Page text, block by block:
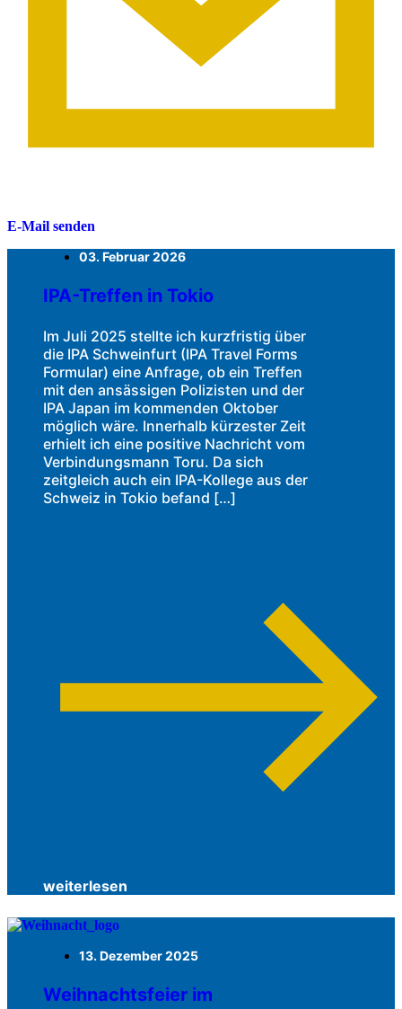
E-Mail senden
03. Februar 2026
IPA-Treffen in Tokio
Im Juli 2025 stellte ich kurzfristig über
die IPA Schweinfurt (IPA Travel Forms
Formular) eine Anfrage, ob ein Treffen
mit den ansässigen Polizisten und der
IPA Japan im kommenden Oktober
möglich wäre. Innerhalb kürzester Zeit
erhielt ich eine positive Nachricht vom
Verbindungsmann Toru. Da sich
zeitgleich auch ein IPA-Kollege aus der
Schweiz in Tokio befand […]
weiterlesen
13. Dezember 2025
Weihnachtsfeier im